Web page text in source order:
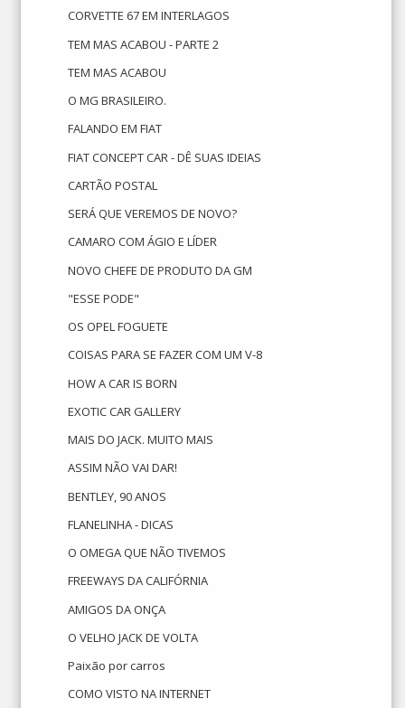
CORVETTE 67 EM INTERLAGOS
TEM MAS ACABOU - PARTE 2
TEM MAS ACABOU
O MG BRASILEIRO.
FALANDO EM FIAT
FIAT CONCEPT CAR - DÊ SUAS IDEIAS
CARTÃO POSTAL
SERÁ QUE VEREMOS DE NOVO?
CAMARO COM ÁGIO E LÍDER
NOVO CHEFE DE PRODUTO DA GM
"ESSE PODE"
OS OPEL FOGUETE
COISAS PARA SE FAZER COM UM V-8
HOW A CAR IS BORN
EXOTIC CAR GALLERY
MAIS DO JACK. MUITO MAIS
ASSIM NÃO VAI DAR!
BENTLEY, 90 ANOS
FLANELINHA - DICAS
O OMEGA QUE NÃO TIVEMOS
FREEWAYS DA CALIFÓRNIA
AMIGOS DA ONÇA
O VELHO JACK DE VOLTA
Paixão por carros
COMO VISTO NA INTERNET